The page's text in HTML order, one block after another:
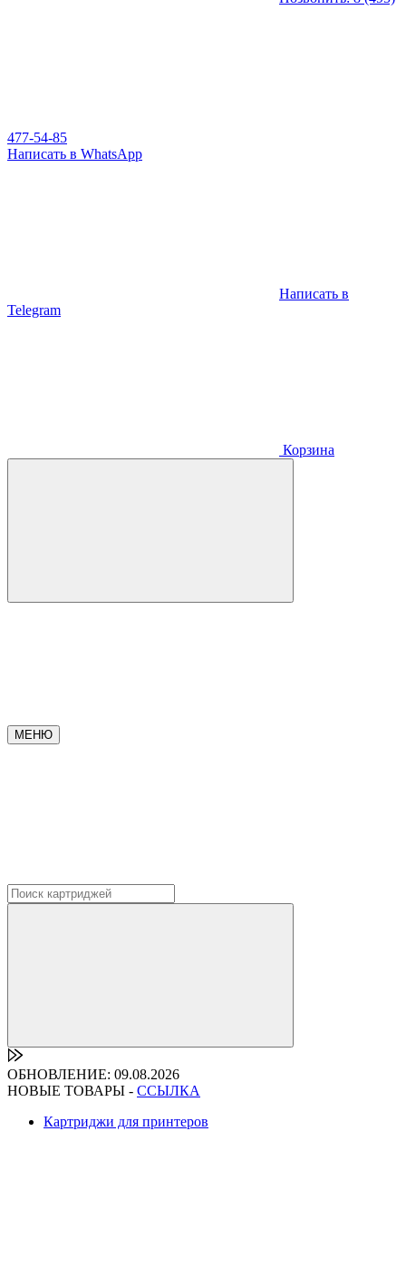
477-54-85
Написать в WhatsApp
Написать в
Telegram
Корзина
МЕНЮ
ОБНОВЛЕНИЕ: 09.08.2026
НОВЫЕ ТОВАРЫ - ССЫЛКА
Картриджи для принтеров